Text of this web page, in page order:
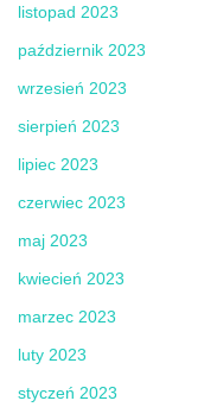
listopad 2023
październik 2023
wrzesień 2023
sierpień 2023
lipiec 2023
czerwiec 2023
maj 2023
kwiecień 2023
marzec 2023
luty 2023
styczeń 2023